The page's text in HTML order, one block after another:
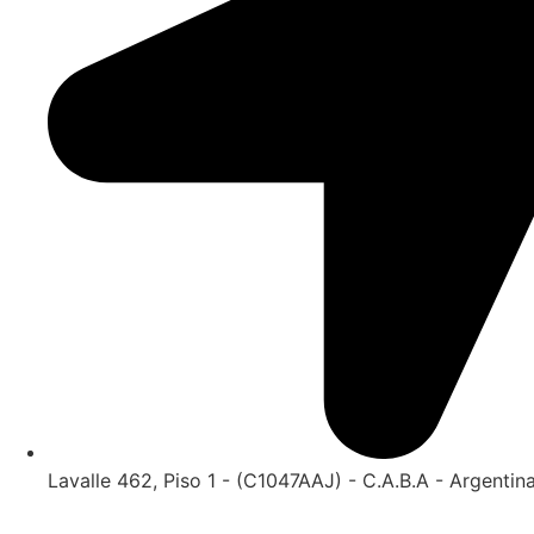
Lavalle 462, Piso 1 - (C1047AAJ) - C.A.B.A -